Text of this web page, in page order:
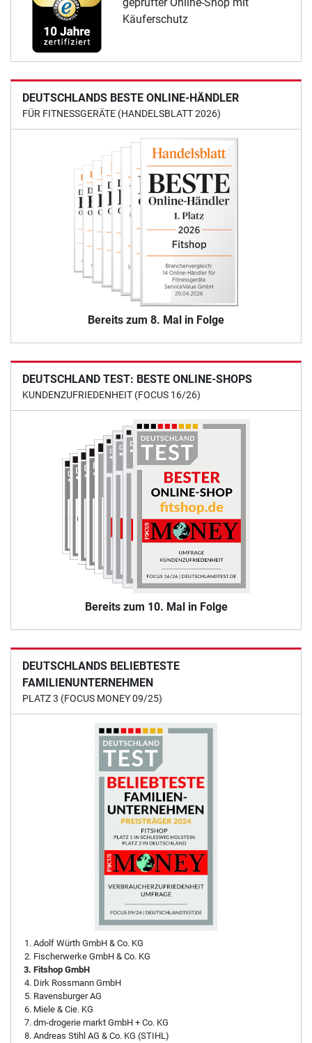
Käuferschutz
DEUTSCHLANDS BESTE ONLINE-HÄNDLER
FÜR FITNESSGERÄTE (HANDELSBLATT 2026)
Bereits zum 8. Mal in Folge
DEUTSCHLAND TEST: BESTE ONLINE-SHOPS
KUNDENZUFRIEDENHEIT (FOCUS 16/26)
Bereits zum 10. Mal in Folge
DEUTSCHLANDS BELIEBTESTE
FAMILIENUNTERNEHMEN
PLATZ 3 (FOCUS MONEY 09/25)
Adolf Würth GmbH & Co. KG
Fischerwerke GmbH & Co. KG
Fitshop GmbH
Dirk Rossmann GmbH
Ravensburger AG
Miele & Cie. KG
dm-drogerie markt GmbH + Co. KG
Andreas Stihl AG & Co. KG (STIHL)